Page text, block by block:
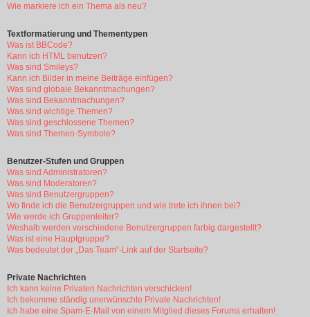
Wie markiere ich ein Thema als neu?
Textformatierung und Thementypen
Was ist BBCode?
Kann ich HTML benutzen?
Was sind Smileys?
Kann ich Bilder in meine Beiträge einfügen?
Was sind globale Bekanntmachungen?
Was sind Bekanntmachungen?
Was sind wichtige Themen?
Was sind geschlossene Themen?
Was sind Themen-Symbole?
Benutzer-Stufen und Gruppen
Was sind Administratoren?
Was sind Moderatoren?
Was sind Benutzergruppen?
Wo finde ich die Benutzergruppen und wie trete ich ihnen bei?
Wie werde ich Gruppenleiter?
Weshalb werden verschiedene Benutzergruppen farbig dargestellt?
Was ist eine Hauptgruppe?
Was bedeutet der „Das Team“-Link auf der Startseite?
Private Nachrichten
Ich kann keine Privaten Nachrichten verschicken!
Ich bekomme ständig unerwünschte Private Nachrichten!
Ich habe eine Spam-E-Mail von einem Mitglied dieses Forums erhalten!